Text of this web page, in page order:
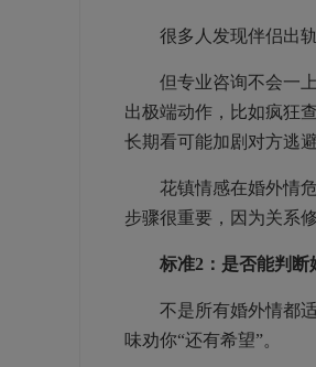
很多人发现伴侣出轨
但专业咨询不会一上
出极端动作，比如疯狂
长期看可能加剧对方逃避
花镇情感在婚外情危
步骤很重要，因为关系
标准2：是否能判断
不是所有婚外情都适
味劝你“还有希望”。